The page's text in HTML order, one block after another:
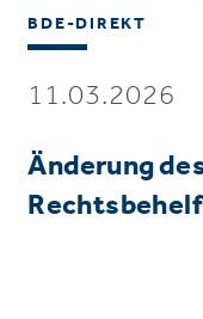
BDE-DIREKT
11.03.2026
Änderung